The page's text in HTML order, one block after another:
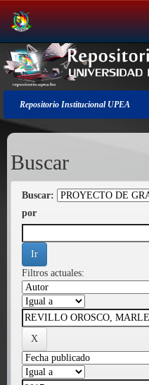
Salir
de
la
navegación
Repositorio Institucional UPEA
Buscar
Buscar:
por
Filtros actuales: